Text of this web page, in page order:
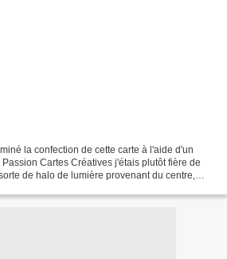
la confection de cette carte à l'aide d'un
Cartes Créatives j'étais plutôt fière de
de halo de lumière provenant du centre,